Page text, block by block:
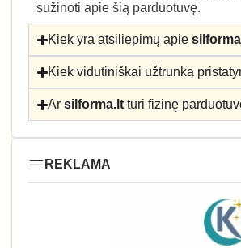
sužinoti apie šią parduotuvę.
Kiek yra atsiliepimų apie
Kiek vidutiniškai užtrunka
Arsilforma.lt turi fizinę
REKLAMA